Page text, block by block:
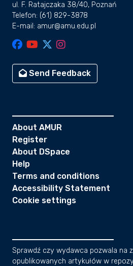
ul. F. Ratajczaka 38/40, Poznań
Telefon: (61) 829-3878
E-mail: amur@amu.edu.pl
Send Feedback
About AMUR
Register
About DSpace
Help
Terms and conditions
Accessibility Statement
Cookie settings
Sprawdź czy wydawca pozwala na
opublikowanych artykułów w